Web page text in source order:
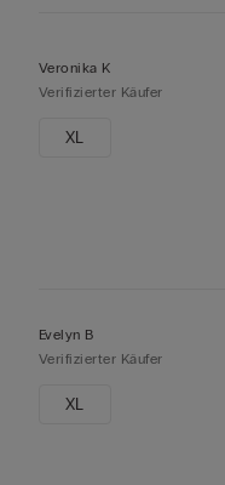
Veronika K
Verifizierter Käufer
XL
Evelyn B
Verifizierter Käufer
XL